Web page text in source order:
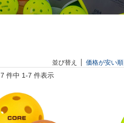
並び替え 価格が安い順
7 件中 1-7 件表示